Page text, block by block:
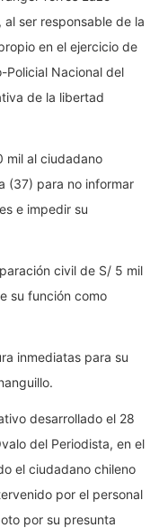
ser responsable de la
en el ejercicio de
Policial Nacional del
de la libertad
mil al ciudadano
(37) para no informar
e impedir su
civil de S/ 5 mil
su función como
inmediatas para su
desarrollado el 28
del Periodista, en el
el ciudadano chileno
por el personal
por su presunta